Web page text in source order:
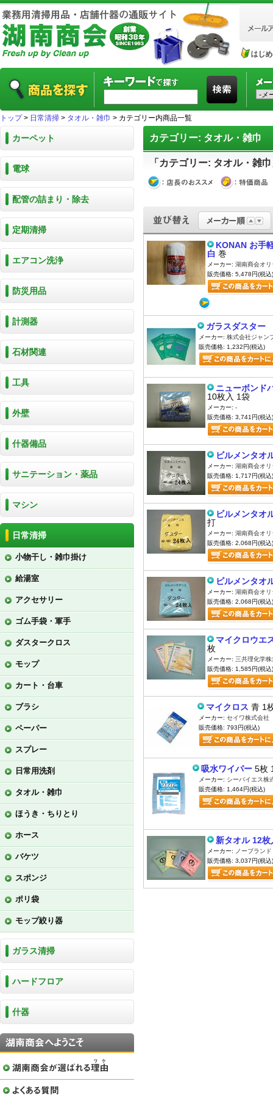
トップ> 日常清掃 > タオル・雑巾 > カテゴリー内商品一覧
カーペット
電球
配管の詰まり・除去
定期清掃
エアコン洗浄
防災用品
計測器
石材関連
工具
外壁
什器備品
サニテーション・薬品
マシン
日常清掃
小物干し・雑巾掛け
給湯室
アクセサリー
ゴム手袋・軍手
ダスタークロス
モップ
カート・台車
ブラシ
ペーパー
スプレー
日常用洗剤
タオル・雑巾
ほうき・ちりとり
ホース
バケツ
スポンジ
ポリ袋
モップ絞り器
ガラス清掃
ハードフロア
什器
カテゴリー: タオル・雑巾
「カテゴリー: タオル・雑
KONAN お手
白 巻
メーカー: 湖南商会オリ
販売価格: 5,478円(税込)
ガラスダスタ
メーカー: 株式会社ジャン
販売価格: 1,232円(税込)
ニューボンド
10枚入 1袋
メーカー: -
販売価格: 3,741円(税込)
ビルメンタオ
メーカー: 湖南商会オリ
販売価格: 1,717円(税込)
ビルメンタオ
打
メーカー: 湖南商会オリ
販売価格: 2,068円(税込)
ビルメンタオ
メーカー: 湖南商会オリ
販売価格: 2,068円(税込)
マイクロウエ
枚
メーカー: 三共理化学株
販売価格: 1,585円(税込)
マイクロス 青 1
メーカー: セイワ株式会社
販売価格: 793円(税込)
吸水ワイパー 5枚
メーカー: シーバイエス株
販売価格: 1,464円(税込)
新タオル 12枚
メーカー: ノーブランド
販売価格: 3,037円(税込)